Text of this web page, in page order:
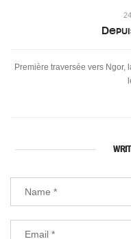
Première traversée vers Ngor,